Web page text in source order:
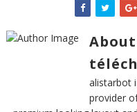
alistarbot
provider